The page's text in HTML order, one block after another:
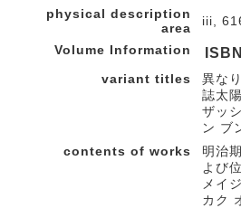
physical description
area
iii,
Volume Information
ISBN
variant titles
異な
誌太
ザッ
ン ブ
contents of works
明治
よび
メイ
カク